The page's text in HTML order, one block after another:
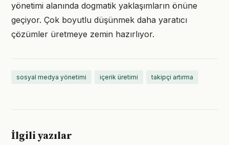
yönetimi alanında dogmatik yaklaşımların önüne
geçiyor. Çok boyutlu düşünmek daha yaratıcı
çözümler üretmeye zemin hazırlıyor.
sosyal medya yönetimi içerik üretimi takipçi artırma
İlgili yazılar